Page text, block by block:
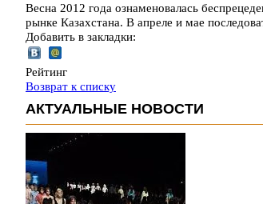
Весна 2012 года ознаменовалась
рынке Казахстана. В апреле и мае
Добавить в закладки:
Рейтинг
Возврат к списку
АКТУАЛЬНЫЕ НОВОСТИ